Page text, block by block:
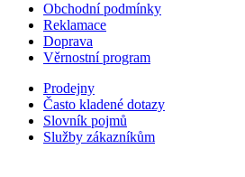
Obchodní podmínky
Reklamace
Doprava
Věrnostní program
Prodejny
Často kladené dotazy
Slovník pojmů
Služby zákazníkům